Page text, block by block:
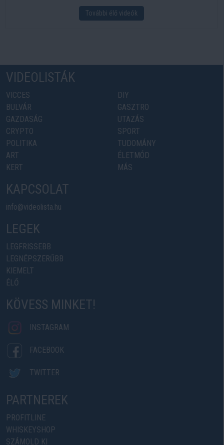
További élő videók
VIDEOLISTÁK
VICCES
BULVÁR
GAZDASÁG
CRYPTO
POLITIKA
ART
KERT
DIY
GASZTRO
UTAZÁS
SPORT
TUDOMÁNY
ÉLETMÓD
MÁS
KAPCSOLAT
info@videolista.hu
LEGEK
LEGFRISSEBB
LEGNÉPSZERŰBB
KIEMELT
ÉLŐ
KÖVESS MINKET!
INSTAGRAM
FACEBOOK
TWITTER
PARTNEREK
PROFITLINE
WHISKEYSHOP
SZÁMOLD KI